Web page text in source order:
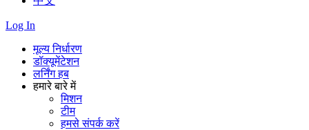
Log In
मूल्य निर्धारण
डॉक्यूमेंटेशन
लर्निंग हब
हमारे बारे में
मिशन
टीम
हमसे संपर्क करें